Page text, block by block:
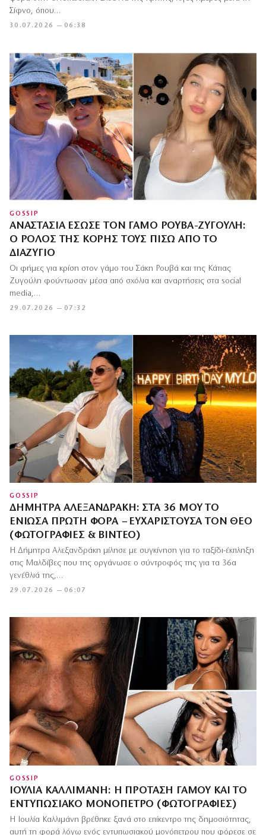
30.07.2026 — 06:38
Σίφνο, όπου…
GOSSIP
ΑΝΑΣΤΑΣΊΑ ΈΣΩΣΕ ΤΟΝ ΓΆΜΟ ΡΟΥΒΆ-ΖΥΓΟΎΛΗ:
Ο ΡΌΛΟΣ ΤΗΣ ΚΌΡΗΣ ΤΟΥΣ ΠΊΣΩ ΑΠΌ ΤΟ
ΔΙΑΖΎΓΙΟ
29.07.2026 — 07:32
Οι φήμες για κρίση στον γάμο του Σάκη Ρουβά και της Κάτιας
Ζυγούλη φούντωσαν μέσα από σχόλια και αναρτήσεις στα social
media,…
GOSSIP
ΔΉΜΗΤΡΑ ΑΛΕΞΑΝΔΡΆΚΗ: ΣΤΑ 36 ΜΟΥ ΤΟ
ΈΝΙΩΣΑ ΠΡΏΤΗ ΦΟΡΆ – ΕΥΧΑΡΙΣΤΟΎΣΑ ΤΟΝ ΘΕΌ
(ΦΩΤΟΓΡΑΦΊΕΣ & ΒΊΝΤΕΟ)
29.07.2026 — 06:07
Η Δήμητρα Αλεξανδράκη μίλησε με συγκίνηση για το ταξίδι-έκπληξη
στις Μαλδίβες που της οργάνωσε ο σύντροφός της για τα 36α
γενέθλιά της,…
GOSSIP
ΙΟΥΛΊΑ ΚΑΛΛΙΜΆΝΗ: Η ΠΡΌΤΑΣΗ ΓΆΜΟΥ ΚΑΙ ΤΟ
ΕΝΤΥΠΩΣΙΑΚΌ ΜΟΝΌΠΕΤΡΟ (ΦΩΤΟΓΡΑΦΊΕΣ)
Η Ιουλία Καλλιμάνη βρέθηκε ξανά στο επίκεντρο της δημοσιότητας,
αυτή τη φορά λόγω ενός εντυπωσιακού μονόπετρου που φόρεσε σε